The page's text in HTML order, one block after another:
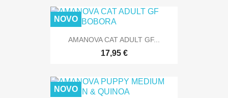
AMANOVA CAT ADULT GF...
17,95 €
NOVO
NOVO